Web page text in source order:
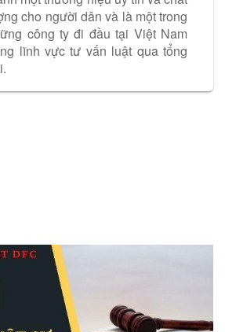
cho người dân và là một trong
công ty đi đầu tại Việt Nam
lĩnh vực tư vấn luật qua tổng